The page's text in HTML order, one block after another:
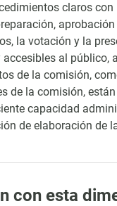
claros
la votación y la
al
de la comisión,
de la comisión,
capacidad
de elaboración de
con esta